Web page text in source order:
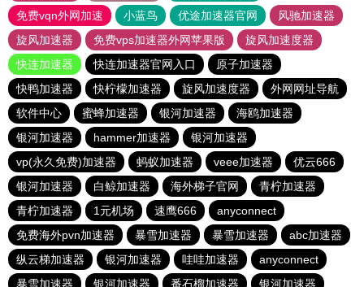
免费vqn外网加速
小蓝鸟 优途加速器官网
风驰加速器
旋风加速器
免费vps加速器外网苹果版
旋风加速度器
快连加速器
快连加速器官网入口
原子加速器
快鸭加速器
快柠檬加速器 旋风加速度器
外网网址导航
软件中心
蜜蜂加速器 银河加速器
海鸥加速器
银河加速器
hammer加速器
银河加速器
vp(永久免费)加速器
蚂蚁加速器 veee加速器
优云666
银河加速器
白鲸加速器 海外梯子官网
青柠加速器
青柠加速器
1元机场 速鹰666
anyconnect
免费海外pvn加速器
暴雪加速器 暴雪加速器
abc加速器
纵云梯加速器
银河加速器 哇哇加速器
anyconnect
暴雪加速器
银河加速器 番石榴加速器 银河加速器